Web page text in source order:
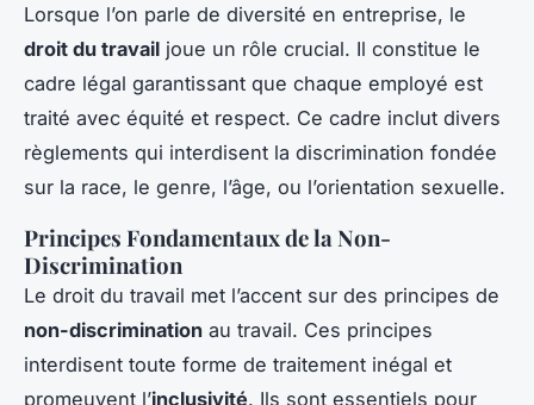
Lorsque l’on parle de diversité en entreprise, le
droit du travail joue un rôle crucial. Il constitue le
cadre légal garantissant que chaque employé est
traité avec équité et respect. Ce cadre inclut divers
règlements qui interdisent la discrimination fondée
sur la race, le genre, l’âge, ou l’orientation sexuelle.
Principes Fondamentaux de la Non-
Discrimination
Le droit du travail met l’accent sur des principes de
non-discrimination au travail. Ces principes
interdisent toute forme de traitement inégal et
promeuvent l’inclusivité. Ils sont essentiels pour